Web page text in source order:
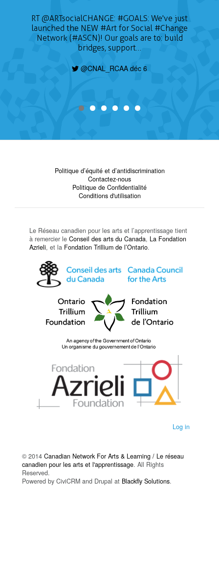
RT@ARTsocialCHANGE: #GOALS: We've just
launched the NEW #Art for Social #Change
Network (#ASCN)! Our goals are to: build
bridges, support…
@CNAL_RCAA déc 6
Politique d’équité et d’antidiscrimination
Contactez-nous
Politique de Confidentialité
Conditions d'utilisation
Le Réseau canadien pour les arts et l’apprentissage tient
à remercier le Conseil des arts du Canada, La Fondation
Azrieli, et la Fondation Trillium de l’Ontario.
Log in
© 2014 Canadian Network For Arts & Learning / Le réseau
canadien pour les arts et l'apprentissage. All Rights
Reserved.
Powered by CiviCRM and Drupal at Blackfly Solutions.